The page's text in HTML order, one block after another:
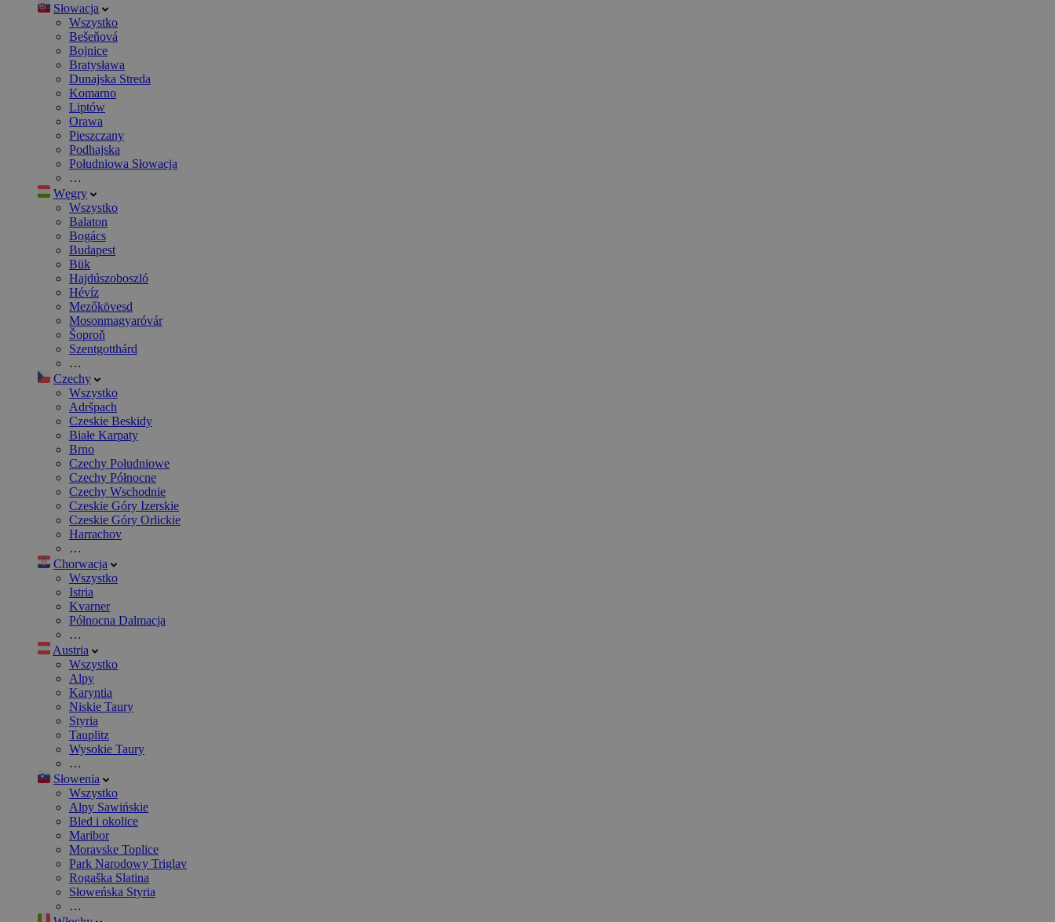
Słowacja
Wszystko
Bešeňová
Bojnice
Bratysława
Dunajska Streda
Komarno
Liptów
Orawa
Pieszczany
Podhajska
Południowa Słowacja
…
Węgry
Wszystko
Balaton
Bogács
Budapest
Bük
Hajdúszoboszló
Hévíz
Mezőkövesd
Mosonmagyaróvár
Šoproň
Szentgotthárd
…
Czechy
Wszystko
Adršpach
Czeskie Beskidy
Białe Karpaty
Brno
Czechy Południowe
Czechy Północne
Czechy Wschodnie
Czeskie Góry Izerskie
Czeskie Góry Orlickie
Harrachov
…
Chorwacja
Wszystko
Istria
Kvarner
Północna Dalmacja
…
Austria
Wszystko
Alpy
Karyntia
Niskie Taury
Styria
Tauplitz
Wysokie Taury
…
Słowenia
Wszystko
Alpy Sawińskie
Bled i okolice
Maribor
Moravske Toplice
Park Narodowy Triglav
Rogaška Slatina
Słoweńska Styria
…